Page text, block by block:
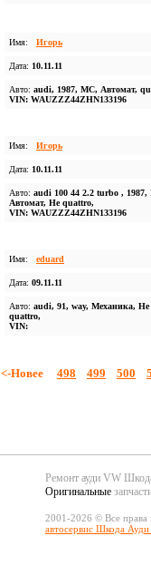
Имя: Игорь
Дата: 10.11.11
Авто: audi, 1987, MC, Автомат,
VIN: WAUZZZ44ZHN133196
Имя: Игорь
Дата: 10.11.11
Авто: audi 100 44 2.2 turbo , 1987,
Автомат, Не quattro,
VIN: WAUZZZ44ZHN133196
Имя: eduard
Дата: 09.11.11
Авто: audi, 91, way, Механика, Не
quattro,
VIN:
<-Новее 498 499 500
Ремонт ауди VW
Оригинальные
2001-2026 © Все
автосервис Шкода